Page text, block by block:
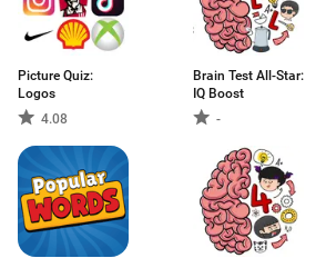
Picture Quiz:
Logos
4.08
Brain Test All-Star:
IQ Boost
-